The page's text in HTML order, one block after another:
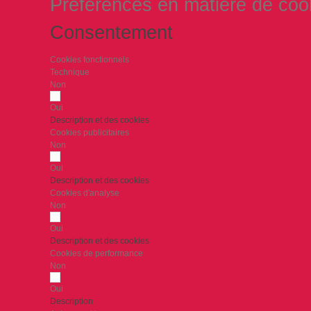
Préférences en matière de
Consentement
Cookies fonctionnels
Technique
Non
Oui
Description et des cookies
Cookies publicitaires
Non
Oui
Description et des cookies
Cookies d'analyse
Non
Oui
Description et des cookies
Cookies de performance
Non
Oui
Description